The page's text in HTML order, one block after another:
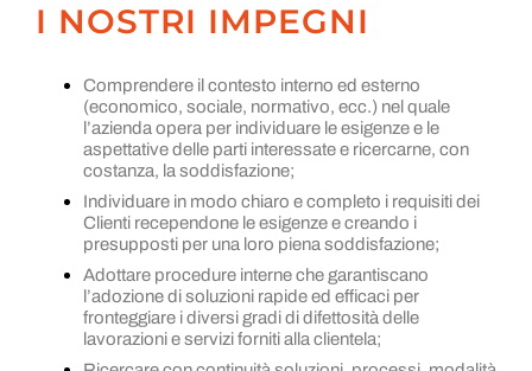
I NOSTRI IMPEGNI
Comprendere il contesto interno ed esterno
(economico, sociale, normativo, ecc.) nel quale
l’azienda opera per individuare le esigenze e le
aspettative delle parti interessate e ricercarne, con
costanza, la soddisfazione;
Individuare in modo chiaro e completo i requisiti dei
Clienti recependone le esigenze e creando i
presupposti per una loro piena soddisfazione;
Adottare procedure interne che garantiscano
l’adozione di soluzioni rapide ed efficaci per
fronteggiare i diversi gradi di difettosità delle
lavorazioni e servizi forniti alla clientela;